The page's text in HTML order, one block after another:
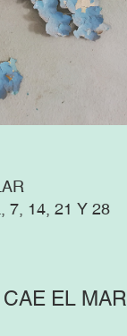
7, 14, 21 Y 28
EL MAR